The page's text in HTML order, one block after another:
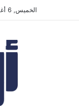
الخميس, 6 أغسطس 2026